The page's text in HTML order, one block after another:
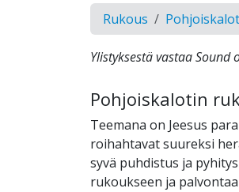
Rukous
Ylistyksestä vastaa Sound
Pohjoiskalotin
Teemana on Jeesus
roihahtavat suureksi
syvä puhdistus ja
rukoukseen ja